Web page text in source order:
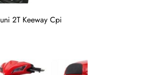
2T Keeway Cpi